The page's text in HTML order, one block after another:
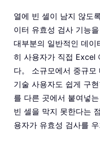
열에 빈 셀이 남지 않도
이터 유효성 검사 기능
대부분의 일반적인 데이
히 사용자가 직접 Excel
다。 소규모에서 중규
기술 사용자도 쉽게 구
를 다른 곳에서 붙여넣
빈 셀을 막지 못한다는
용자가 유효성 검사를 우